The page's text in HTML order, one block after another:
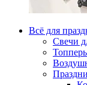
Всё для
Свечи